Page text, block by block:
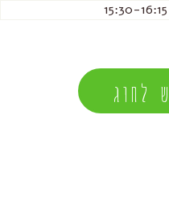
15:30-16:15
לחוג